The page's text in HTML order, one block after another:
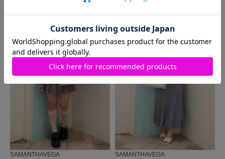
同じ商品を使ったコーディネート
SAMANTHAVEGA
SAMANTHAVEGA